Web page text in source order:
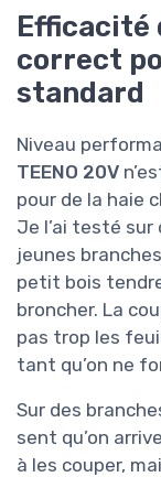
Efficacité
correct
standard
Niveau
TEENO 20V
pour de la haie
Je l’ai testé
jeunes
petit bois
broncher. La
pas trop les
tant qu’on ne
Sur des
sent qu’on
à les couper,